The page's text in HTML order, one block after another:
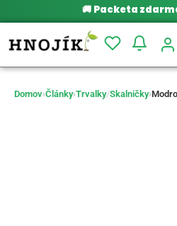
🚚 Packeta
Domov›Články›Trvalky/Skalničky›